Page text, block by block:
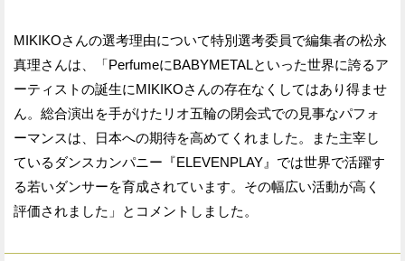
MIKIKOさんの選考理由について特別選考委員で編集者の松永
真理さんは、「PerfumeにBABYMETALといった世界に誇るア
ーティストの誕生にMIKIKOさんの存在なくしてはあり得ませ
ん。総合演出を手がけたリオ五輪の閉会式での見事なパフォ
ーマンスは、日本への期待を高めてくれました。また主宰し
ているダンスカンパニー『ELEVENPLAY』では世界で活躍す
る若いダンサーを育成されています。その幅広い活動が高く
評価されました」とコメントしました。